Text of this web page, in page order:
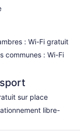
: Wi-Fi gratuit
communes : Wi-Fi
sur place
libre-